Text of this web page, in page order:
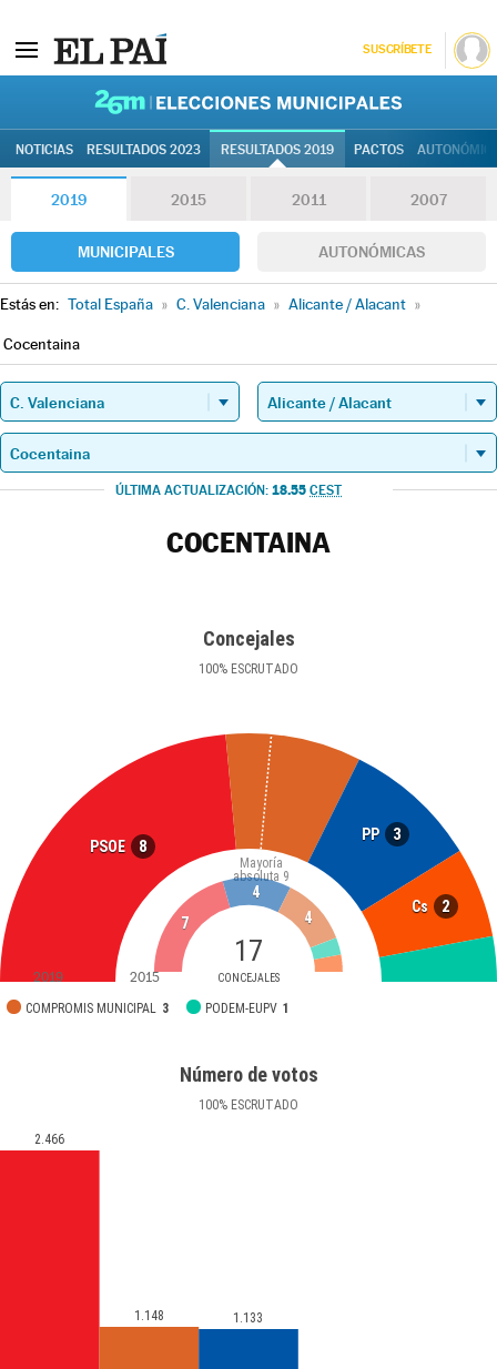
SUSCRÍBETE
NOTICIAS RESULTADOS 2023 RESULTADOS 2019 PACTOS
2019 2015 2011 2007
MUNICIPALES AUTONÓMICAS
Estás en: Total España » C. Valenciana » Alicante / Alacant »
Cocentaina
ÚLTIMA ACTUALIZACIÓN: 18.55 CEST
COCENTAINA
Concejales
100% ESCRUTADO
PSOE 8
PP 3
Cs 2
17
CONCEJALES
Mayoría
absoluta 9
COMPROMIS MUNICIPAL 3 PODEM-EUPV 1
7
4
4
2019 2015
Número de votos
100% ESCRUTADO
2.466
1.148 1.133